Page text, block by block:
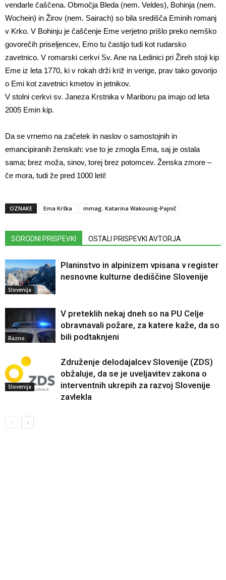
vendarle čaščena. Območja Bleda (nem. Veldes), Bohinja (nem.
Wochein) in Žirov (nem. Sairach) so bila središča Eminih romanj
v Krko. V Bohinju je čaščenje Eme verjetno prišlo preko nemško
govorečih priseljencev, Emo tu častijo tudi kot rudarsko
zavetnico. V romarski cerkvi Sv. Ane na Ledinici pri Žireh stoji kip
Eme iz leta 1770, ki v rokah drži križ in verige, prav tako govorijo
o Emi kot zavetnici kmetov in jetnikov.
V stolni cerkvi sv. Janeza Krstnika v Mariboru pa imajo od leta
2005 Emin kip.
Da se vrnemo na začetek in naslov o samostojnih in
emancipiranih ženskah: vse to je zmogla Ema, saj je ostala
sama; brez moža, sinov, torej brez potomcev. Ženska zmore –
če mora, tudi že pred 1000 leti!
OZNAKE Ema Krška mmag. Katarina Wakounig-Pajnič
SORODNI PRISPEVKI OSTALI PRISPEVKI AVTORJA
Slovenija
Planinstvo in alpinizem vpisana v register
nesnovne kulturne dediščine Slovenije
Razno
V preteklih nekaj dneh so na PU Celje
obravnavali požare, za katere kaže, da so
bili podtaknjeni
Slovenija
Združenje delodajalcev Slovenije (ZDS)
obžaluje, da se je uveljavitev zakona o
interventnih ukrepih za razvoj Slovenije
zavlekla